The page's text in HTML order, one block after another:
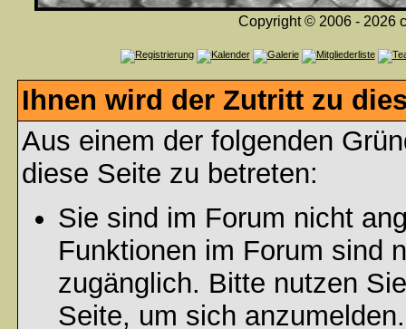
Copyright © 2006 - 2026
Ihnen wird der Zutritt zu
Aus einem der folgenden
diese Seite zu betreten:
Sie sind im Forum nicht
Funktionen im Forum sind
zugänglich. Bitte nutzen
Seite, um sich